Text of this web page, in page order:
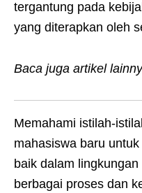
tergantung pada
yang diterapkan oleh
Baca juga artikel
Memahami istilah-
mahasiswa baru
baik dalam
berbagai proses dan